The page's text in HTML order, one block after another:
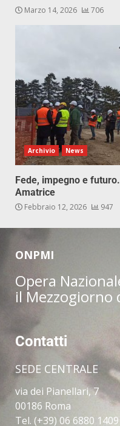
Marzo 14, 2026 706
Archivio News
Fede, impegno e
Amatrice
Febbraio 12, 2026 947
ONPMI
Opera
il Mezzogiorno
Contatti
SEDE CENTRALE
via dei Pianellari, 7
00186 Roma
Tel. (+39) 06 6880 1409